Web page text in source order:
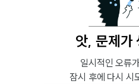
앗, 문제가
일시적인 오류
잠시 후에 다시 시